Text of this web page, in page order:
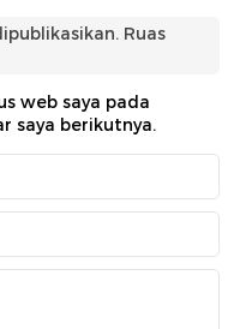
Ruas
web saya pada
saya berikutnya.